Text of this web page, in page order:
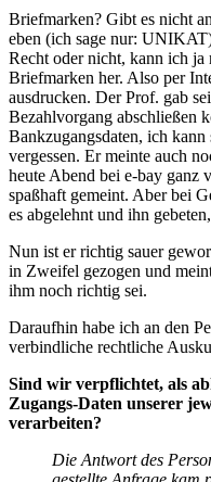
Briefmarken? Gibt es nicht
eben (ich sage nur:
Recht oder nicht, kann ich ja
Briefmarken her. Also per
ausdrucken. Der Prof. gab
Bezahlvorgang abschließen
Bankzugangsdaten, ich
vergessen. Er meinte auch
heute Abend bei e-bay ganz
spaßhaft gemeint. Aber bei
es abgelehnt und ihn
Nun ist er richtig sauer
in Zweifel gezogen und
ihm noch richtig sei.
Daraufhin habe ich an den
verbindliche rechtliche
Sind wir verpflichtet, als
Zugangs-Daten unserer
verarbeiten?
Die Antwort des